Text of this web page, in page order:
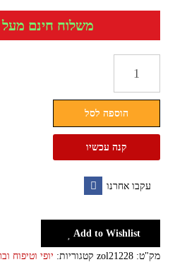
משלוח חינם מעל 249.99שח
כרית
שיאצו
חימום
הוספה לסל
קנה עכשיו
עקבו אחרנו
Add to Wishlist
מק"ט: zol21228 קטגוריות: יופי וטיפוח